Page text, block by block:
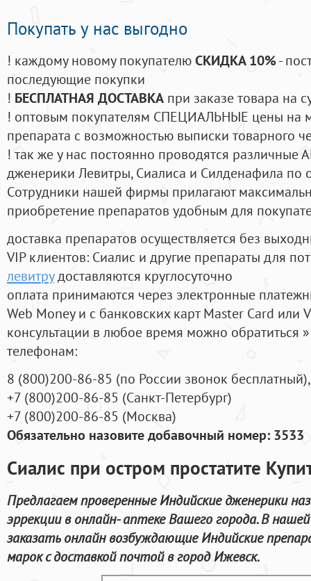
Покупать у нас выгодно
! каждому новому покупателюСКИДКА 10%-
последующие покупки
! БЕСПЛАТНАЯ ДОСТАВКА при заказе товара на
! оптовым покупателям СПЕЦИАЛЬНЫЕ цены на
препарата с возможностью выписки товарного
! так же у нас постоянно проводятся
дженерики Левитры, Сиалиса и Силденафила по
Cотрудники нашей фирмы прилагают
приобретение препаратов удобным для
доставка препаратов осуществляется без
VIP клиентов: Сиалис и другие препараты для
левитрудоставляются круглосуточно
оплата принимаются через электронные
Web Money и с банковских карт Master Card или
консультации в любое время можно обратиться
телефонам:
8 (800)200-86-85 (по России звонок бесплатный),
+7 (800)200-86-85 (Санкт-Петербург)
+7 (800)200-86-85 (Москва)
Обязательно назовите добавочный номер: 3533
Сиалис при остром простатите
Предлагаем проверенные Индийские дженерики
эррекции в онлайн- аптеке Вашего города. В
заказать онлайн возбуждающие Индийские
марок с доставкой почтой в город Ижевск.